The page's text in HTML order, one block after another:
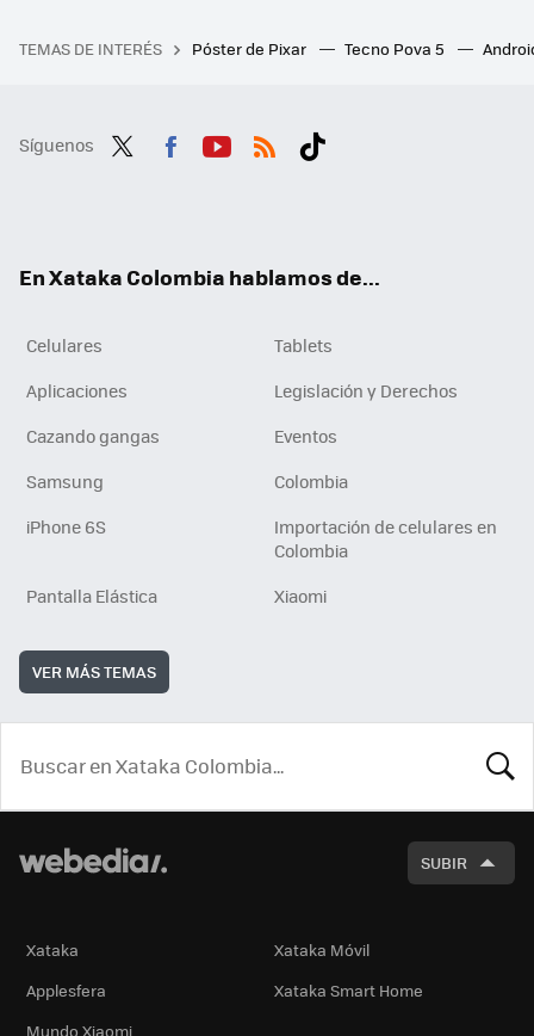
TEMAS DE INTERÉS Póster de Pixar Tecno Pova 5
Síguenos
En Xataka Colombia hablamos de...
Celulares
Tablets
Aplicaciones
Legislación y Derechos
Cazando gangas
Eventos
Samsung
Colombia
iPhone 6S
Importación de celulares en
Colombia
Pantalla Elástica
Xiaomi
VER MÁS TEMAS
SUBIR
Xataka
Xataka Móvil
Applesfera
Xataka Smart Home
Mundo Xiaomi